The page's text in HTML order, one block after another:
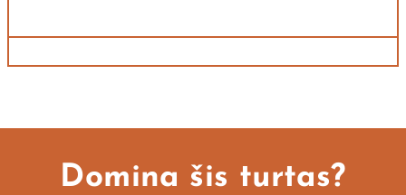
Domina šis turtas?